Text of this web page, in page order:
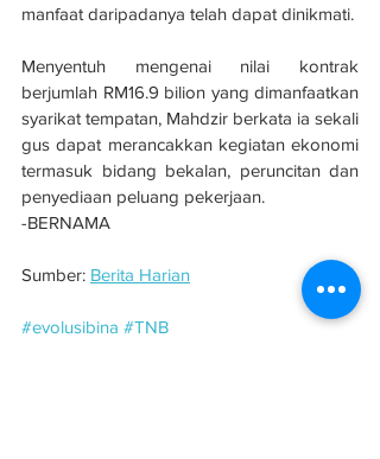
manfaat daripadanya telah dapat dinikmati.
Menyentuh mengenai nilai kontrak
berjumlah RM16.9 bilion yang dimanfaatkan
syarikat tempatan, Mahdzir berkata ia sekali
gus dapat merancakkan kegiatan ekonomi
termasuk bidang bekalan, peruncitan dan
penyediaan peluang pekerjaan.
-BERNAMA
Sumber: Berita Harian
#evolusibina #TNB